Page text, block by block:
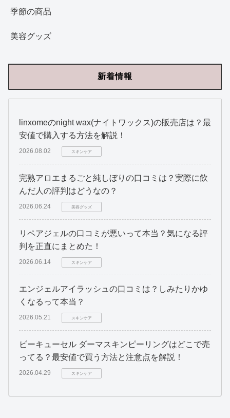
季節の商品
美容グッズ
新着情報
linxomeのnight wax(ナイトワックス)の販売店は？最
安値で購入する方法を解説！
2026.08.02 スキンケア
完熟アロエまるごと純しぼりの口コミは？実際に飲
んだ人の評判はどうなの？
2026.06.24 美容グッズ
リペアジェルの口コミが悪いって本当？気になる評
判を正直にまとめた！
2026.06.14 スキンケア
エンジェルアイラッシュの口コミは？しみたりかゆ
くなるって本当？
2026.05.21 スキンケア
ビーキューセル ダーマスキンピーリングはどこで売
ってる？最安値で買う方法と注意点を解説！
2026.04.29 スキンケア